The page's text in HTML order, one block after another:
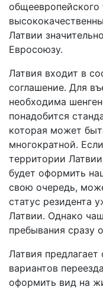
общеевропейского
Латвии
Евросоюзу.
Латвия входит в
соглашение. Для
необходима
понадобится
которая может
многократной.
территории
будет оформить
свою очередь,
статус резидента
Латвии. Однако
пребывания сразу
Латвия
вариантов
оформить вид на